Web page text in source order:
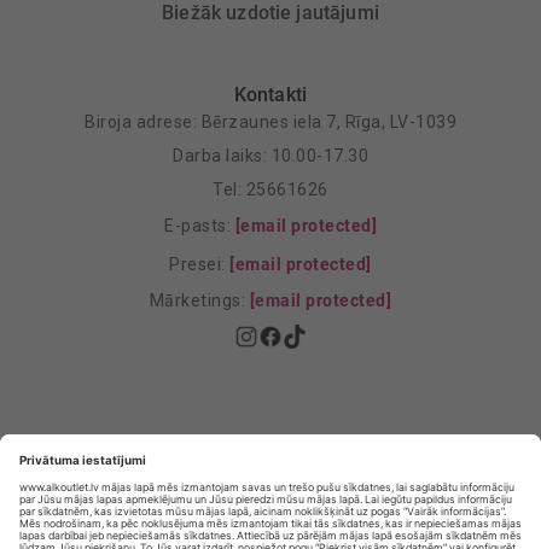
Biežāk uzdotie jautājumi
Kontakti
Biroja adrese: Bērzaunes iela 7, Rīga, LV-1039
Darba laiks: 10.00-17.30
Tel: 25661626
E-pasts: [email protected]
Presei: [email protected]
Mārketings: [email protected]
Privātuma Iestatījumi
E-veikala lietošanas noteikumi